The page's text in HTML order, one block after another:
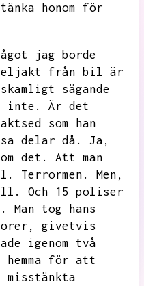
honom för
jag borde
från bil är
skamligt sägande
inte.
Är det
som han
delar då.
Ja,
det.
Att man
Terrormen.
Men,
Och 15 poliser
Man tog hans
givetvis
igenom två
hemma för att